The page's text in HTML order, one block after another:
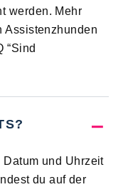
werden. Mehr
Assistenzhunden
“Sind
und Uhrzeit
du auf der